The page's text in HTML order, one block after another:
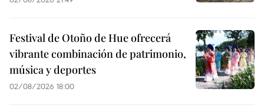
Festival de Otoño de Hue ofrecerá
vibrante combinación de patrimonio,
música y deportes
02/08/2026 18:00